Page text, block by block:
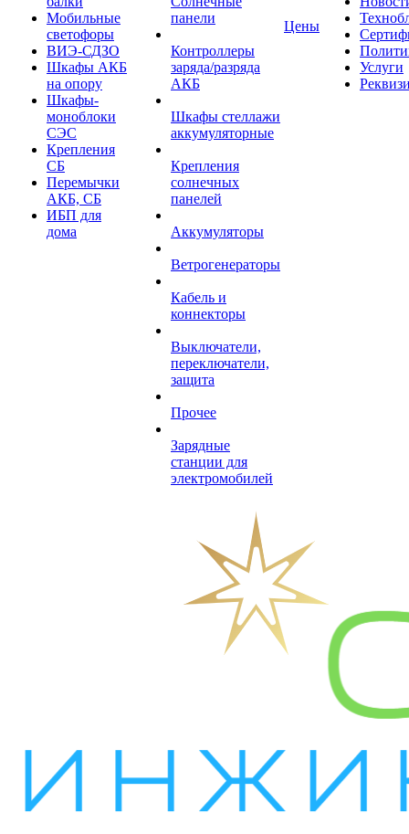
Мобильные
светофоры
ВИЭ-СДЗО
Шкафы АКБ
на опору
Шкафы-
моноблоки
СЭС
Крепления
СБ
Перемычки
АКБ, СБ
ИБП для
дома
панели
Контроллеры
заряда/разряда
АКБ
Шкафы стеллажи
аккумуляторные
Крепления
солнечных
панелей
Аккумуляторы
Ветрогенераторы
Кабель и
коннекторы
Выключатели,
переключатели,
защита
Прочее
Зарядные
станции для
электромобилей
Цены
Услуги